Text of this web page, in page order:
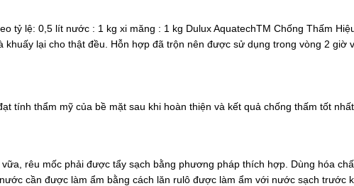
tỷ lệ: 0,5 lít nước : 1 kg xi măng : 1 kg Dulux AquatechTM Chống Thấm
lại cho thật đều. Hỗn hợp đã trộn nên được sử dụng trong vòng 2 giờ
tính thẩm mỹ của bề mặt sau khi hoàn thiện và kết quả chống thấm tốt
rêu mốc phải được tẩy sạch bằng phương pháp thích hợp. Dùng hóa
cần được làm ẩm bằng cách lăn rulô được làm ẩm với nước sạch trước